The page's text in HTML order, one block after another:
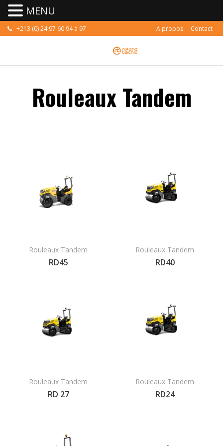
+213 (0) 24 97 60 94 à 97
A propos Contact
Rouleaux Tandem
Rouleaux Tandem
RD45
Rouleaux Tandem
RD40
Rouleaux Tandem
RD 27
Rouleaux Tandem
RD24
MENU